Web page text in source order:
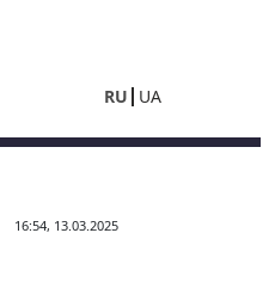
RU UA
16:54, 13.03.2025